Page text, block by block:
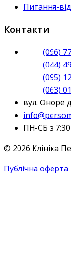
Питання-
Контакти
(096)
(044)
(095)
(063)
вул. Оноре
ПН-СБ з 7:30
© 2026 Клініка
Публічна оферта